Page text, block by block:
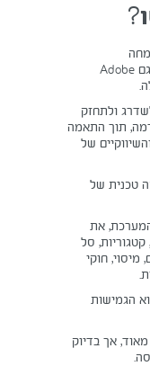
בפלטפורמת Magento, שנקראת כיום גם Adobe
ולתחזק
תוך התאמה
של
טכנית של
את
סל
מיסוי, חוקי
הגמישות
אך בדיוק